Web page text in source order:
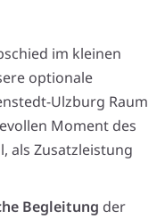
im kleinen
optionale
Ulzburg Raum
Moment des
als Zusatz­leistung
Begleitung der